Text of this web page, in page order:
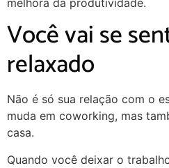
Você vai se
relaxado
Não é só sua relação com o
muda em coworking, mas
casa.
Quando você deixar o